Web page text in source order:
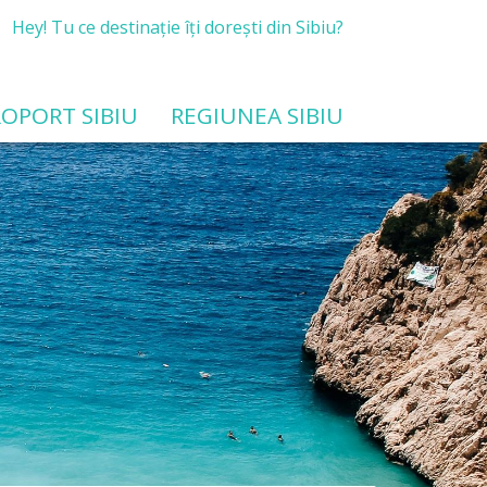
Hey! Tu ce destinație îți dorești din Sibiu?
SIBIU REGIUNEA SIBIU